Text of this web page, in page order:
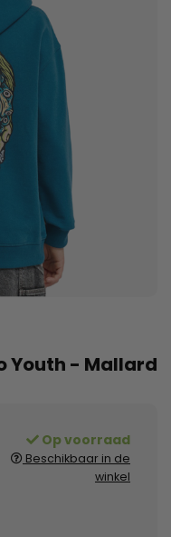
Youth - Mallard
Op voorraad
Beschikbaar in de
winkel